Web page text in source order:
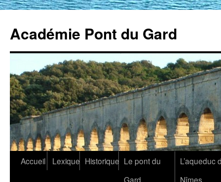
Académie Pont du Gard
Aller
Accueil Lexique Historique Le pont du
Gard
L’aqueduc
Nîmes